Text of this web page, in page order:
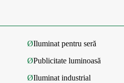
ØIluminat pentru seră
ØPublicitate luminoasă
ØIluminat industrial